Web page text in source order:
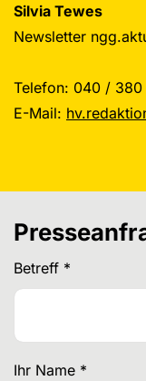
Silvia Tewes
Newsletter
Telefon: 040 / 380
E-Mail:
Betreff *
Ihr Name *